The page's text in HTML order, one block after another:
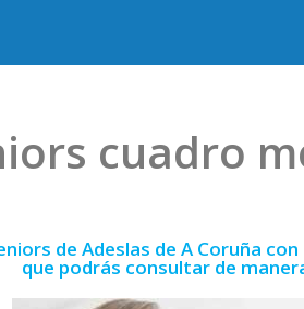
cuadro
de Adeslas de A Coruña
que podrás consultar de